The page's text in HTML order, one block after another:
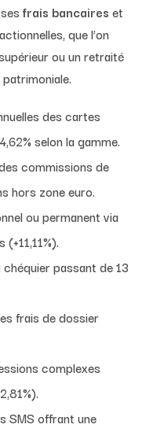
frais bancaires et
que l’on
ou un retraité
des cartes
selon la gamme.
commissions de
hors zone euro.
ou permanent via
passant de 13
frais de dossier
complexes
SMS offrant une